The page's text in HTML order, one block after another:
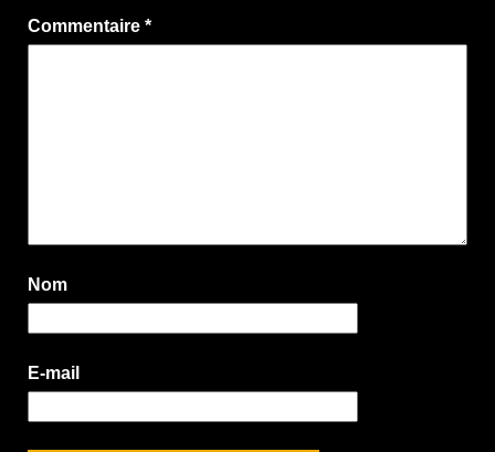
Commentaire *
Nom
E-mail